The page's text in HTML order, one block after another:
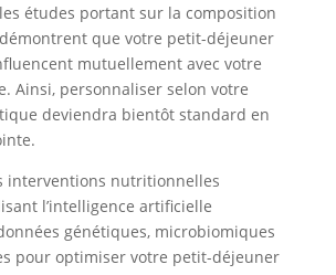
études portant sur la composition
que votre petit-déjeuner
mutuellement avec votre
Ainsi, personnaliser selon votre
deviendra bientôt standard en
interventions nutritionnelles
l’intelligence artificielle
génétiques, microbiomiques
pour optimiser votre petit-déjeuner